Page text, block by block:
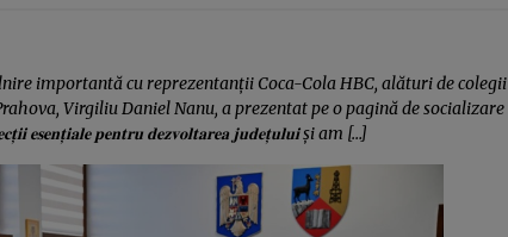
importantă cu reprezentanții Coca-Cola HBC, alături de colegii
Virgiliu Daniel Nanu, a prezentat pe o pagină de socializare
𝐞𝐬𝐞𝐧𝐭̦𝐢𝐚𝐥𝐞 𝐩𝐞𝐧𝐭𝐫𝐮 𝐝𝐞𝐳𝐯𝐨𝐥𝐭𝐚𝐫𝐞𝐚 𝐣𝐮𝐝𝐞𝐭̦𝐮𝐥𝐮𝐢 și am […]